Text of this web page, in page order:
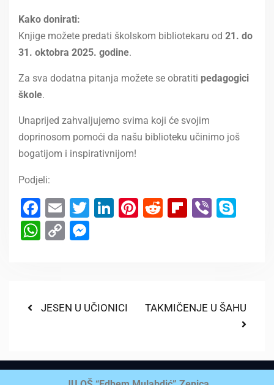
Kako donirati:
Knjige možete predati školskom bibliotekaru od 21. do
31. oktobra 2025. godine.
Za sva dodatna pitanja možete se obratiti pedagogici
škole.
Unaprijed zahvaljujemo svima koji će svojim
doprinosom pomoći da našu biblioteku učinimo još
bogatijom i inspirativnijom!
Podjeli:
Facebook
EmailTwitter
LinkedIn
Pinterest
RedditFlipboard
Viber
WhatsApp
Copy
JESEN U UČIONICI TAKMIČENJE U ŠAHU